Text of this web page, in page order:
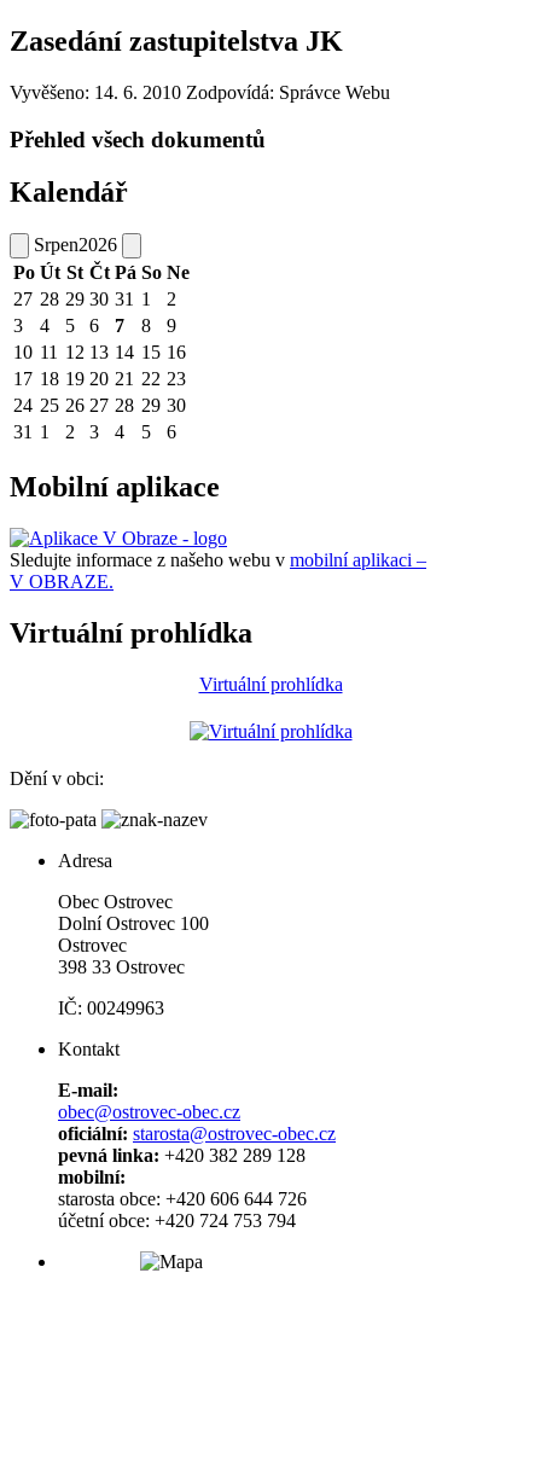
Zasedání zastupitelstva JK
Vyvěšeno: 14. 6. 2010 Zodpovídá: Správce Webu
Přehled všech dokumentů
Kalendář
Srpen2026
Po Út St Čt Pá So Ne
27 28 29 30 31 1
2
3
4 5 6 7 8
9
10 11 12 13 14 15 16
17 18 19 20 21 22 23
24 25 26 27 28 29 30
31 1 2 3 4 5 6
Mobilní aplikace
Sledujte informace z našeho webu v mobilní aplikaci –
V OBRAZE.
Virtuální prohlídka
Virtuální prohlídka
Dění v obci:
Adresa
Obec Ostrovec
Dolní Ostrovec 100
Ostrovec
398 33 Ostrovec
IČ: 00249963
Kontakt
E-mail:
obec@ostrovec-obec.cz
oficiální: starosta@ostrovec-obec.cz
pevná linka: +420 382 289 128
mobilní:
starosta obce: +420 606 644 726
účetní obce: +420 724 753 794